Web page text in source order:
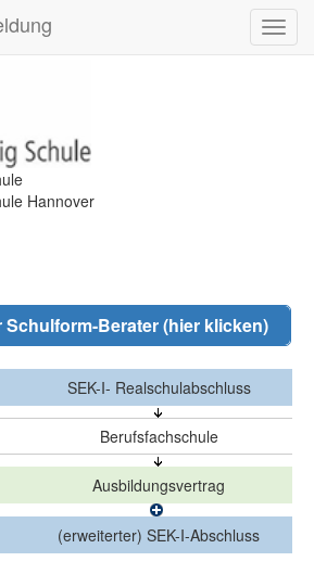
Hannover
Schulform-Berater (hier klicken)